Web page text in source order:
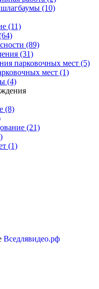
(10)
(11)
(89)
(31)
парковочных мест (5)
мест (1)
(4)
(8)
(21)
(1)
Вседлявидео.рф